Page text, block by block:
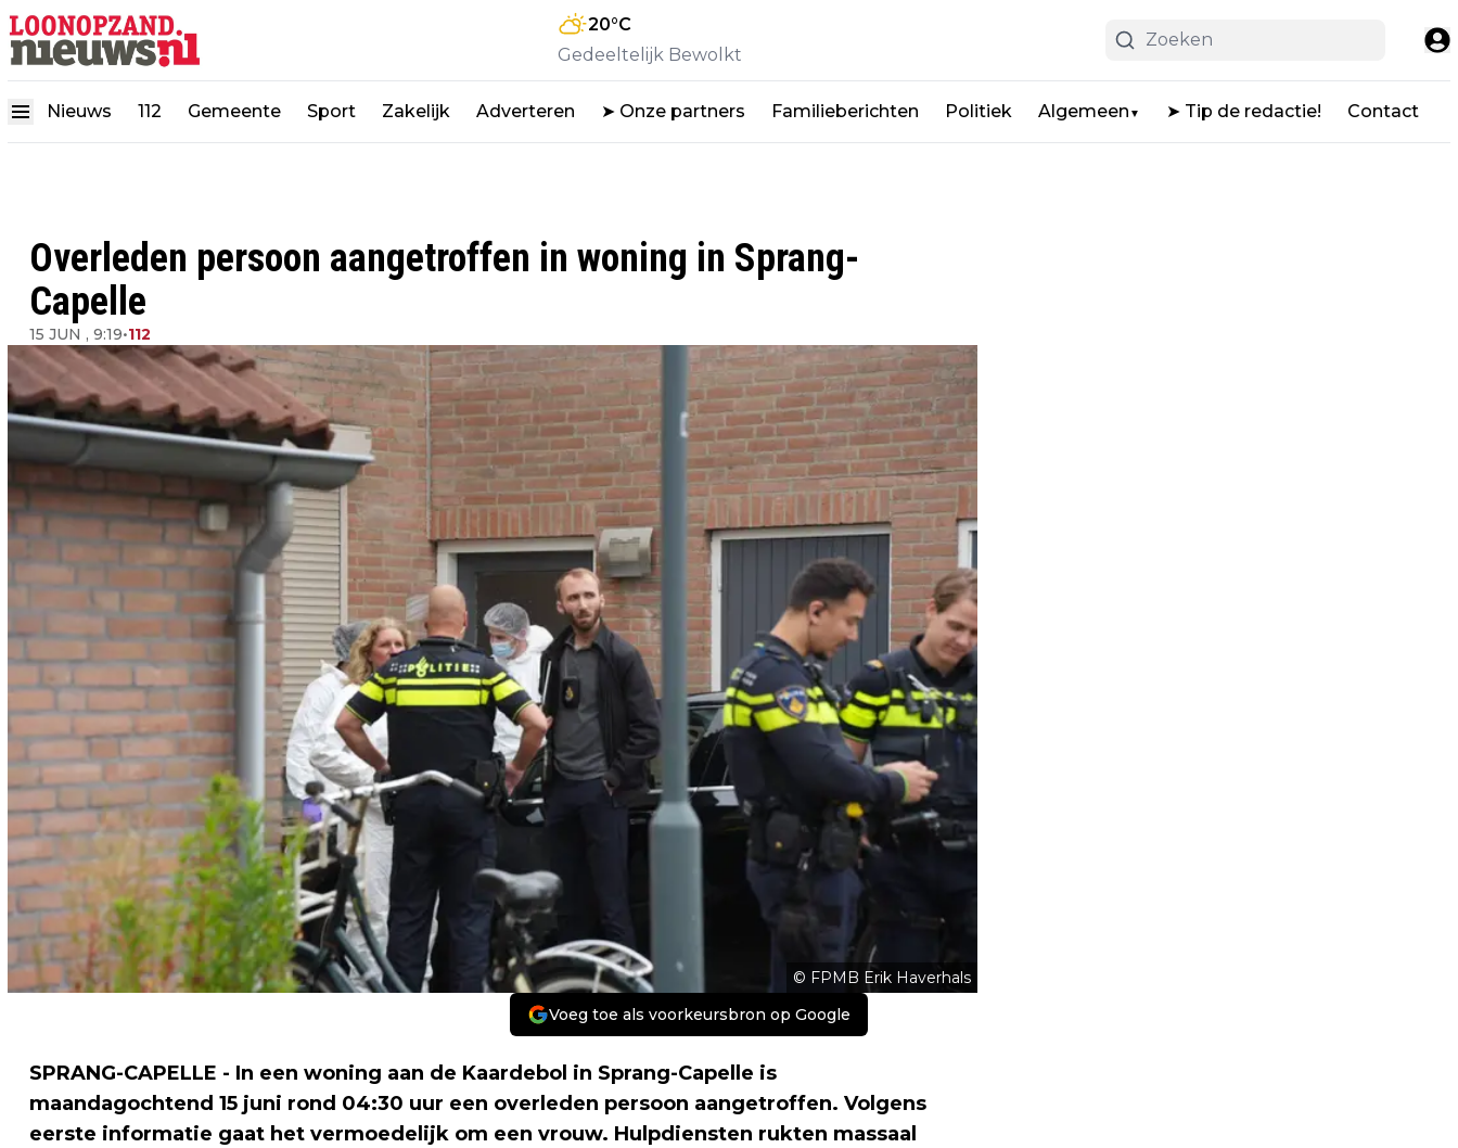
20°C
Gedeeltelijk Bewolkt
Nieuws 112 Gemeente Sport Zakelijk Adverteren ➤ Onze partners Familieberichten Politiek Algemeen ▼ ➤ Tip de redactie! Contact
Overleden persoon aangetroffen in woning in Sprang-
Capelle
15 JUN , 9:19•112
© FPMB Erik Haverhals
Voeg toe als voorkeursbron op Google
SPRANG-CAPELLE - In een woning aan de Kaardebol in Sprang-Capelle is
maandagochtend 15 juni rond 04:30 uur een overleden persoon aangetroffen. Volgens
eerste informatie gaat het vermoedelijk om een vrouw. Hulpdiensten rukten massaal